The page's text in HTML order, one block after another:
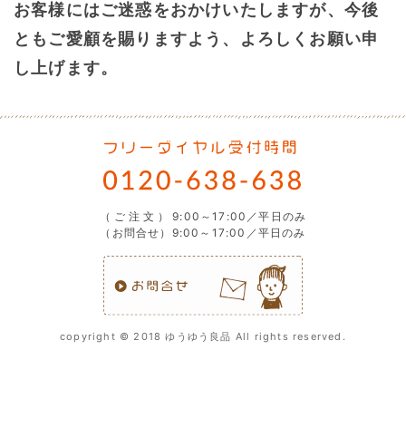
お客様にはご迷惑をおかけいたしますが、今後
ともご愛顧を賜りますよう、よろしくお願い申
し上げます。
（ご注文）9:00～17:00／平日のみ
（お問合せ）9:00～17:00／平日のみ
copyright © 2018 ゆうゆう良品 All rights reserved.